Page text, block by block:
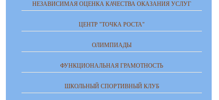
НЕЗАВИСИМАЯ ОЦЕНКА КАЧЕСТВА ОКАЗАНИЯ УСЛУГ
ЦЕНТР "ТОЧКА РОСТА"
ОЛИМПИАДЫ
ФУНКЦИОНАЛЬНАЯ ГРАМОТНОСТЬ
ШКОЛЬНЫЙ СПОРТИВНЫЙ КЛУБ